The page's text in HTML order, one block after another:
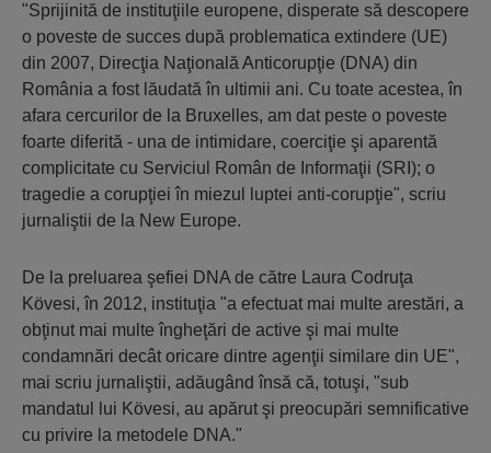
"Sprijinită de instituţiile europene, disperate să descopere
o poveste de succes după problematica extindere (UE)
din 2007, Direcţia Naţională Anticorupţie (DNA) din
România a fost lăudată în ultimii ani. Cu toate acestea, în
afara cercurilor de la Bruxelles, am dat peste o poveste
foarte diferită - una de intimidare, coerciţie şi aparentă
complicitate cu Serviciul Român de Informaţii (SRI); o
tragedie a corupţiei în miezul luptei anti-corupţie", scriu
jurnaliştii de la New Europe.
De la preluarea şefiei DNA de către Laura Codruţa
Kövesi, în 2012, instituţia "a efectuat mai multe arestări, a
obţinut mai multe îngheţări de active şi mai multe
condamnări decât oricare dintre agenţii similare din UE",
mai scriu jurnaliştii, adăugând însă că, totuşi, "sub
mandatul lui Kövesi, au apărut şi preocupări semnificative
cu privire la metodele DNA."